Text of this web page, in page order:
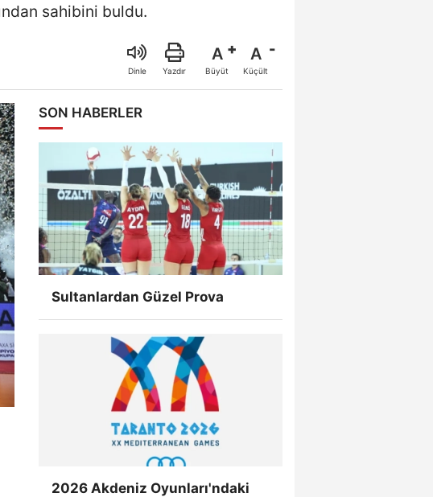
sahibini buldu.
Dinle Yazdır
A
Büyüt
A
Küçült
SON HABERLER
Sultanlardan Güzel Prova
2026 Akdeniz Oyunları'ndaki